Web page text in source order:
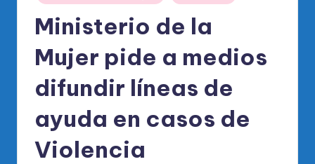
di
O
ci
en
Ministerio de la
Mujer pide a medios
difundir líneas de
ayuda en casos de
Violencia